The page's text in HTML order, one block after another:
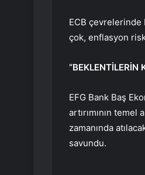
ECB çevrelerinde
çok, enflasyon
“BEKLENTİLERİN
EFG Bank Baş
artırımının
zamanında
savundu.